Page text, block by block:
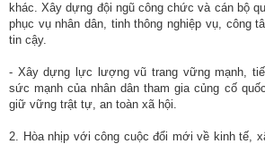
khác. Xây dựng đội ngũ công chức và cán bộ
phục vụ nhân dân, tinh thông nghiệp vụ, công
tin cậy.
- Xây dựng lực lượng vũ trang vững mạnh,
sức mạnh của nhân dân tham gia củng cố
giữ vững trật tự, an toàn xã hội.
2. Hòa nhịp với công cuộc đổi mới về kinh tế,